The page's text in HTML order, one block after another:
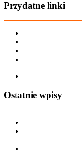
Przydatne linki
Ostatnie wpisy